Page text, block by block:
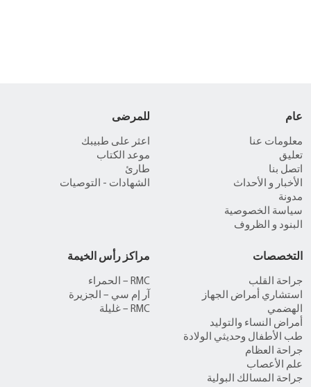
عام
معلومات عنا
تعليق
اتصل بنا
الأخبار و الأحداث
مدونة
سياسة الخصوصية
البنود و الظروف
للمرضى
اعثر على طبيبك
موعد الكتاب
طارئ
الشهادات - التوصيات
التخصصات
جراحة القلب
استشاري أمراض الجهاز
الهضمي
أمراض النساء والتوليد
طب الأطفال وحديثي الولادة
جراحة العظام
علم الأعصاب
جراحة المسالك البولية
مراكز رأس الخيمة
RMC – الحمراء
آر إم سي – الجزيرة
RMC – غليلة